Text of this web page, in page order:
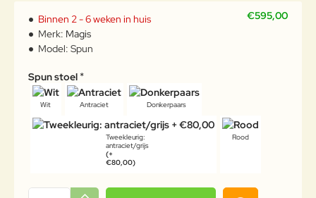
€595,00
Binnen 2 - 6 weken in huis
Merk: Magis
Model: Spun
Spun stoel
Wit Antraciet Donkerpaars
Tweekleurig:
antraciet/grijs
(+
€80,00)
Rood